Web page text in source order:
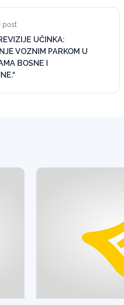
post
UČINKA:
VOZNIM PARKOM U
BOSNE I